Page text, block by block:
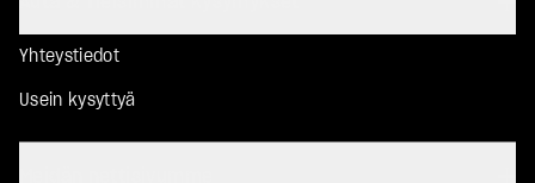
Yhteystiedot
Usein kysyttyä